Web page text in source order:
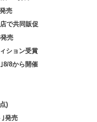
売
で共同販促
売
ション受賞
8/8から開催
)
｣発売